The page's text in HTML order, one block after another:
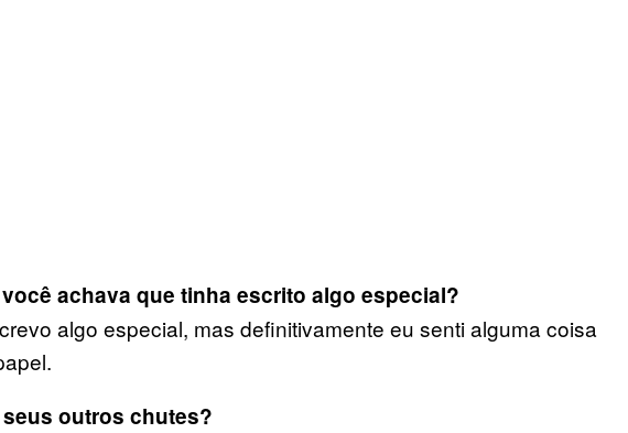
achava que tinha escrito algo especial?
algo especial, mas definitivamente eu senti alguma coisa
outros chutes?